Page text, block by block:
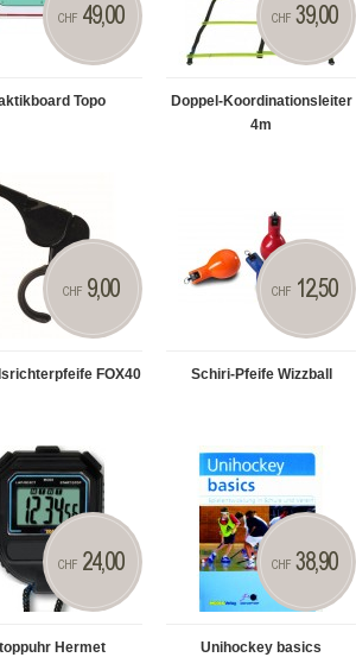
Topo
CHF 49,00
Doppel-Koordinationsleiter
4m
CHF 39,00
FOX40
CHF 9,00
Schiri-Pfeife Wizzball
CHF 12,50
Hermet
CHF 24,00
Unihockey basics
CHF 38,90